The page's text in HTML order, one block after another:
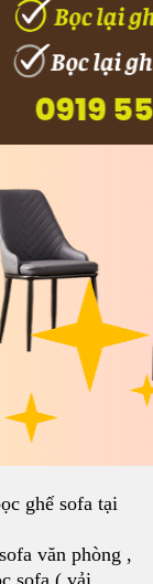
ghế sofa tại
văn phòng ,